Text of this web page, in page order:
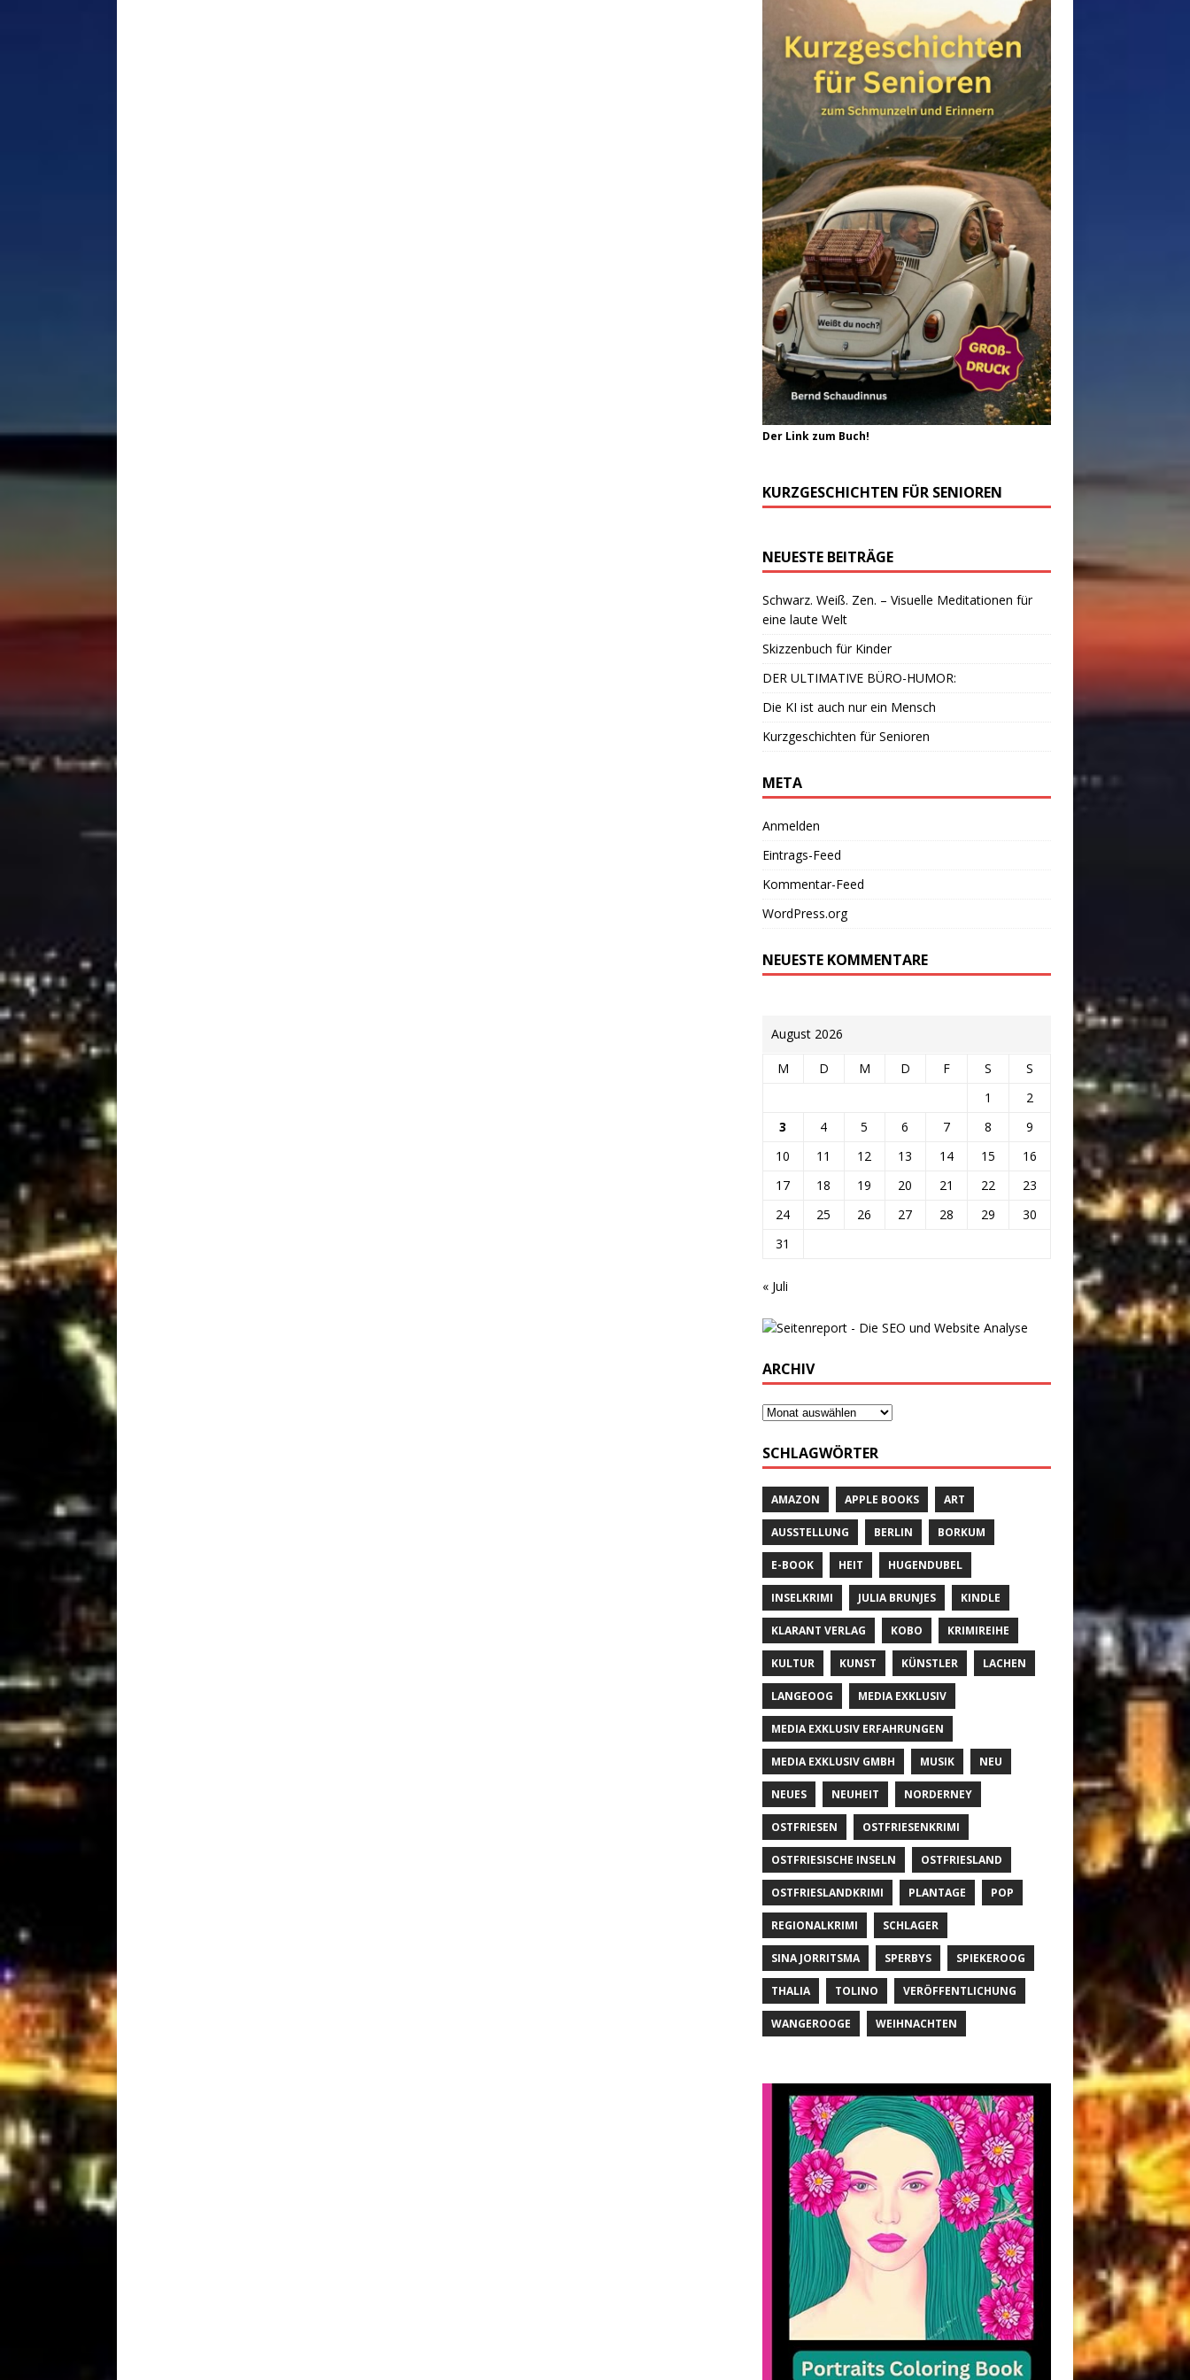
Der Link zum Buch!
KURZGESCHICHTEN FÜR SENIOREN
NEUESTE BEITRÄGE
Schwarz. Weiß. Zen. – Visuelle Meditationen für
eine laute Welt
Skizzenbuch für Kinder
DER ULTIMATIVE BÜRO-HUMOR:
Die KI ist auch nur ein Mensch
Kurzgeschichten für Senioren
META
Anmelden
Eintrags-Feed
Kommentar-Feed
WordPress.org
NEUESTE KOMMENTARE
August 2026
M D M D F S
S
1
2
3
4 5 6 7 8
9
10
11 12 13 14 15
16
17
18 19 20 21 22
23
24
25 26 27 28 29
30
31
« Juli
ARCHIV
SCHLAGWÖRTER
AMAZON APPLE BOOKS ART
AUSSTELLUNG BERLIN BORKUM
E-BOOK HEIT HUGENDUBEL
INSELKRIMI JULIA BRUNJES KINDLE
KLARANT VERLAG KOBO KRIMIREIHE
KULTUR KUNST KÜNSTLER LACHEN
LANGEOOG MEDIA EXKLUSIV
MEDIA EXKLUSIV ERFAHRUNGEN
MEDIA EXKLUSIV GMBH MUSIK NEU
NEUES NEUHEIT NORDERNEY
OSTFRIESEN OSTFRIESENKRIMI
OSTFRIESISCHE INSELN OSTFRIESLAND
OSTFRIESLANDKRIMI PLANTAGE POP
REGIONALKRIMI SCHLAGER
SINA JORRITSMA SPERBYS SPIEKEROOG
THALIA TOLINO VERÖFFENTLICHUNG
WANGEROOGE WEIHNACHTEN